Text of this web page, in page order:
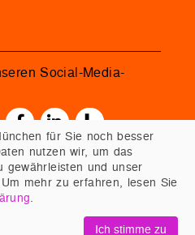
Social-Media-
für Sie noch besser
nutzen wir, um das
gewährleisten und unser
mehr zu erfahren, lesen Sie
.
Ich stimme zu